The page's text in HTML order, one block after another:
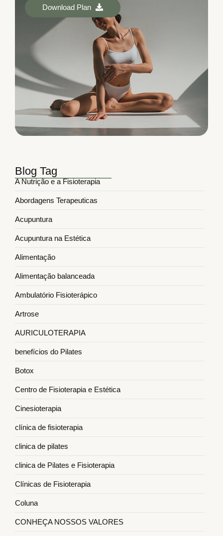
Download Plan
Blog Tag
A Nutrição e a Fisioterapia
Abordagens Terapeuticas
Acupuntura
Acupuntura na Estética
Alimentação
Alimentação balanceada
Ambulatório Fisioterápico
Artrose
AURICULOTERAPIA
benefícios do Pilates
Botox
Centro de Fisioterapia e Estética
Cinesioterapia
clínica de fisioterapia
clinica de pilates
clinica de Pilates e Fisioterapia
Clínicas de Fisioterapia
Coluna
CONHEÇA NOSSOS VALORES